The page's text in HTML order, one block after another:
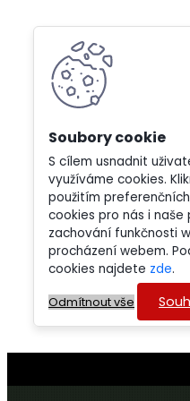
S cílem usnadnit
využíváme cookies.
použitím
cookies pro nás i naše
zachování funkčnosti
procházení webem.
cookies najdete zde.
Odmítnout vše